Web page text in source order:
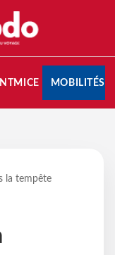
MICE MOBILITÉS
la tempête